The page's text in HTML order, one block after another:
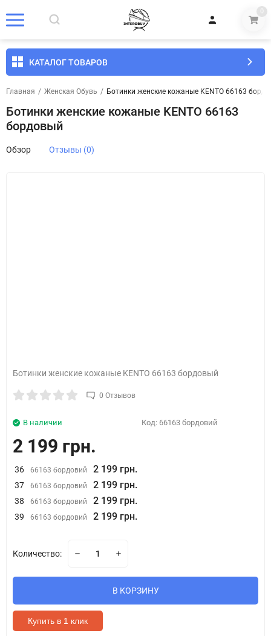
0
КАТАЛОГ ТОВАРОВ
Главная / Женская Обувь / Ботинки женские кожаные KENTO 66163
Ботинки женские кожаные KENTO 66163
бордовый
Обзор Отзывы (0)
Ботинки женские кожаные KENTO 66163 бордовый
0 Отзывов
В наличии Код: 66163 бордовий
2 199 грн.
36 66163 бордовий 2 199 грн.
37 66163 бордовий 2 199 грн.
38 66163 бордовий 2 199 грн.
39 66163 бордовий 2 199 грн.
Количество:
В КОРЗИНУ
Купить в 1 клик